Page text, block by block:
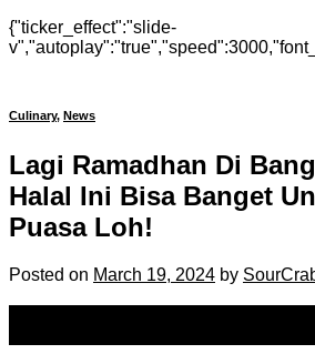
{"ticker_effect":"slide-
Culinary, News
Lagi Ramadhan Di
Halal Ini Bisa Banget
Puasa Loh!
Posted on March 19, 2024 by